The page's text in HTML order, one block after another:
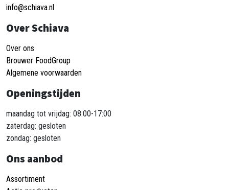
info@schiava.nl
Over Schiava
Over ons
Brouwer FoodGroup
Algemene voorwaarden
Openingstijden
maandag tot vrijdag: 08:00-17:00
zaterdag: gesloten
zondag: gesloten
Ons aanbod
Assortiment